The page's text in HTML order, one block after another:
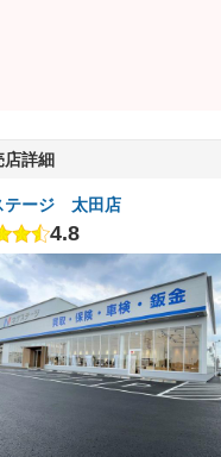
店詳細
テージ 太田店
4.8